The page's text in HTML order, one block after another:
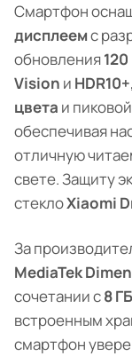
Смартфон
дисплеемс
обновления
Vision и HDR10+
цвета и
обеспечивая
отличную
свете. Защиту
стеклоXiaomi
За
MediaTek
сочетании с8
встроенным
смартфон